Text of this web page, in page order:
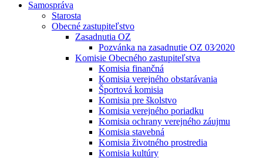
Samospráva
Starosta
Obecné zastupiteľstvo
Zasadnutia OZ
Pozvánka na zasadnutie OZ 03⁄2020
Komisie Obecného zastupiteľstva
Komisia finančná
Komisia verejného obstarávania
Športová komisia
Komisia pre školstvo
Komisia verejného poriadku
Komisia ochrany verejného záujmu
Komisia stavebná
Komisia životného prostredia
Komisia kultúry